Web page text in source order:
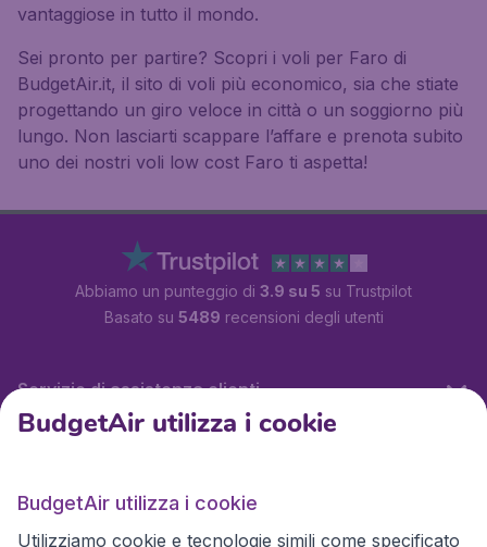
vantaggiose in tutto il mondo.
Sei pronto per partire? Scopri i voli per Faro di
BudgetAir.it, il sito di voli più economico, sia che stiate
progettando un giro veloce in città o un soggiorno più
lungo. Non lasciarti scappare l’affare e prenota subito
uno dei nostri voli low cost Faro ti aspetta!
Abbiamo un punteggio di 3.9 su 5 su Trustpilot
Basato su 5489 recensioni degli utenti
Servizio di assistenza clienti
BudgetAir utilizza i cookie
BudgetAir utilizza i cookie
Utilizziamo cookie e tecnologie simili come specificato